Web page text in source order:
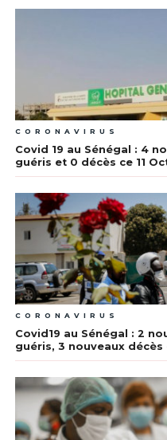
CORONAVIRUS
Covid 19 au Sénégal : 4
guéris et 0 décès ce 11
CORONAVIRUS
Covid19 au Sénégal : 2
guéris, 3 nouveaux décès